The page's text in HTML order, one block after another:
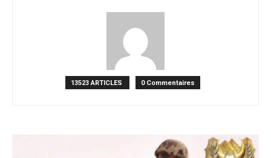
13523 ARTICLES 0 Commentaires